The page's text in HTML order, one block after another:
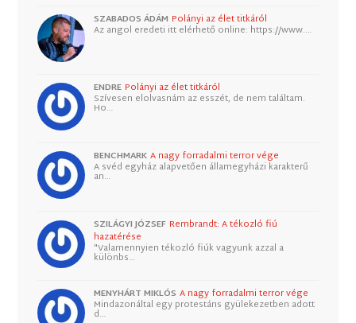
SZABADOS ÁDÁM Polányi az élet titkáról
Az angol eredeti itt elérhető online: https://www.…
ENDRE Polányi az élet titkáról
Szívesen elolvasnám az esszét, de nem találtam.
Ho…
BENCHMARK A nagy forradalmi terror vége
A svéd egyház alapvetően államegyházi karakterű
an…
SZILÁGYI JÓZSEF Rembrandt: A tékozló fiú
hazatérése
"Valamennyien tékozló fiúk vagyunk azzal a
különbs…
MENYHÁRT MIKLÓS A nagy forradalmi terror vége
Mindazonáltal egy protestáns gyülekezetben adott
d…